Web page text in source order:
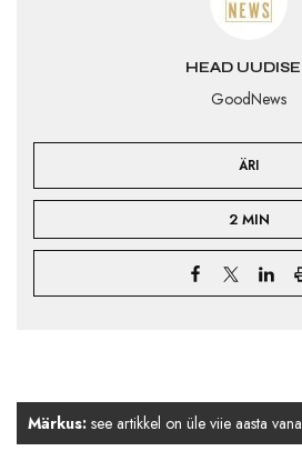
HEAD
GoodNews
ÄRI
2 MIN
Märkus: see artikkel on üle viie aasta